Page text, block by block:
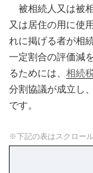
被相続人又は被
又は居住の用に使
れに掲げる者が相
一定割合の評価減
るためには、 相続
分割協議が成立し
です。